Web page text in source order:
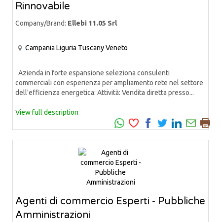
Rinnovabile
Company/Brand: Ellebi 11.05 Srl
Campania Liguria TuscanyVeneto
Azienda in forte espansione seleziona consulenti
commerciali con esperienza per ampliamento rete nel settore
dell'efficienza energetica: Attività: Vendita diretta presso...
View full description
Agenti di commercio Esperti - Pubbliche
Amministrazioni